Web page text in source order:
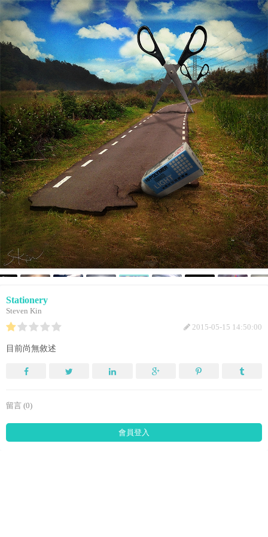
Stationery
Steven Kin
2015-05-15 14:50:00
目前尚無敘述
留言 (0)
會員登入